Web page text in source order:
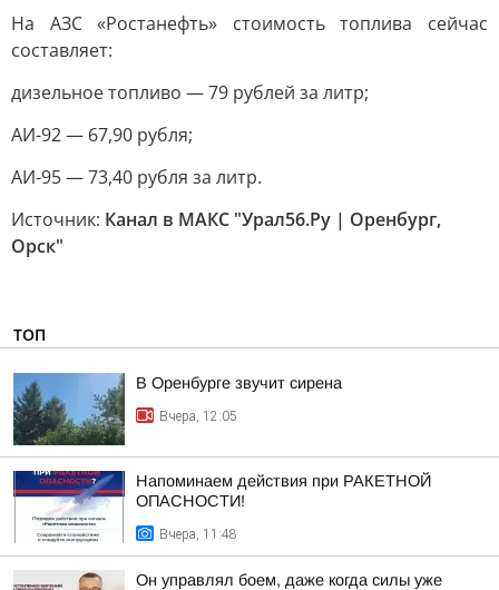
На АЗС «Ростанефть» стоимость топлива сейчас
составляет:
дизельное топливо — 79 рублей за литр;
АИ-92 — 67,90 рубля;
АИ-95 — 73,40 рубля за литр.
Источник: Канал в МАКС "Урал56.Ру | Оренбург,
Орск"
ТОП
В Оренбурге звучит сирена
Вчера, 12:05
Напоминаем действия при РАКЕТНОЙ
ОПАСНОСТИ!
Вчера, 11:48
Он управлял боем, даже когда силы уже